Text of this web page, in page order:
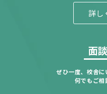
詳し
面
ぜひ一度、校舎に
何でもご相